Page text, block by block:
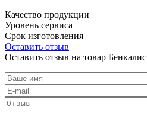
Качество продукции
Уровень сервиса
Срок изготовления
Оставить отзыв
Оставить отзыв на товар Бенкалис